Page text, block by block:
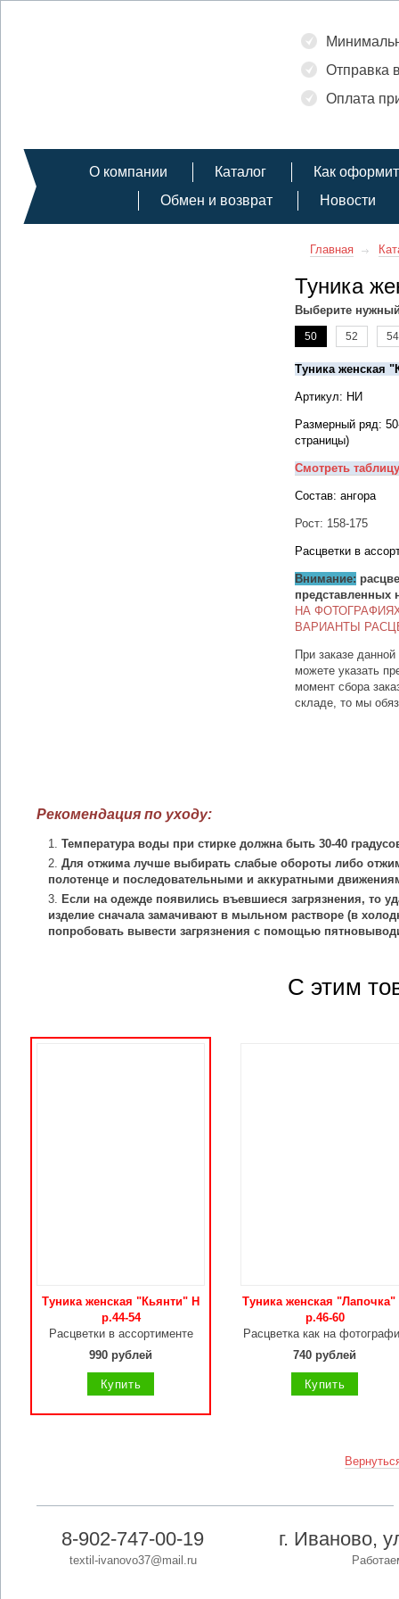
Отправка
Оплата
О компании Каталог
Как
Обмен и возврат
Новости
Главная
Туника
Выберите
50 52 54
Туника женская
Артикул: НИ
Размерный ряд:
страницы)
Смотреть
Состав: ангора
Рост: 158-175
Расцветки в
Внимание:
представленных
НА
ВАРИАНТЫ
При заказе
можете указать
момент сбора
складе, то мы
Рекомендация по уходу:
Температура воды при стирке должна быть 30-40
Для отжима лучше выбирать слабые обороты либо
полотенце и последовательными и аккуратными
Если на одежде появились въевшиеся загрязнения, то
изделие сначала замачивают в мыльном растворе (в
попробовать вывести загрязнения с помощью
С этим
Туника женская "Кьянти" Н
р.44-54
Расцветки в ассортименте
990 рублей
Купить
Туника женская "Лапочка"
р.46-60
Расцветка как на
740 рублей
Купить
8-902-747-00-19
textil-ivanovo37@mail.ru
г. Иваново,